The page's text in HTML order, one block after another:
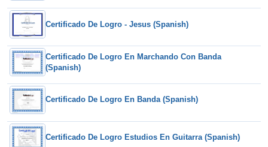
Certificado De Logro - Jesus (Spanish)
Certificado De Logro En Marchando Con Banda
(Spanish)
Certificado De Logro En Banda (Spanish)
Certificado De Logro Estudios En Guitarra (Spanish)